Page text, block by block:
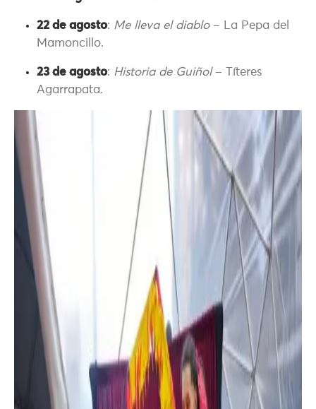
22 de agosto: Me lleva el diablo– La Pepa del
Mamoncillo.
23 de agosto: Historia de Guiñol– Títeres
Agarrapata.